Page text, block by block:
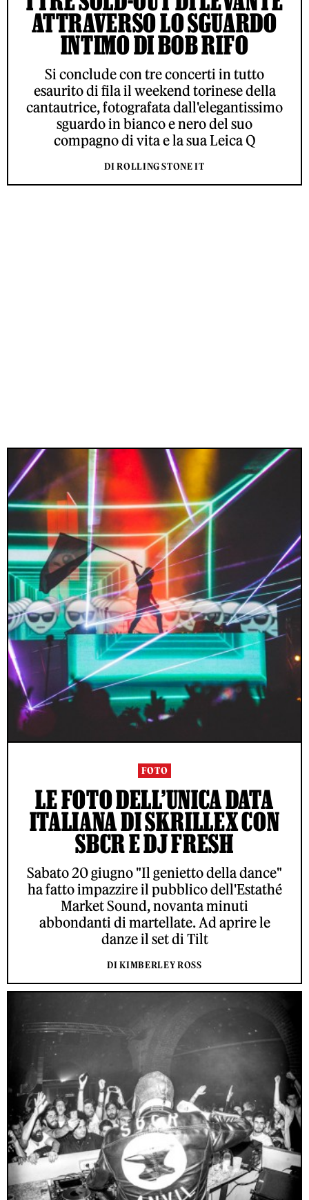
ATTRAVERSO LO SGUARDO
INTIMO DI BOB RIFO
Si conclude con tre concerti in tutto
esaurito di fila il weekend torinese della
cantautrice, fotografata dall'elegantissimo
sguardo in bianco e nero del suo
compagno di vita e la sua Leica Q
DI ROLLING STONE IT
FOTO
LE FOTO DELL’UNICA DATA
ITALIANA DI SKRILLEX CON
SBCR E DJ FRESH
Sabato 20 giugno "Il genietto della dance"
ha fatto impazzire il pubblico dell'Estathé
Market Sound, novanta minuti
abbondanti di martellate. Ad aprire le
danze il set di Tilt
DI KIMBERLEY ROSS